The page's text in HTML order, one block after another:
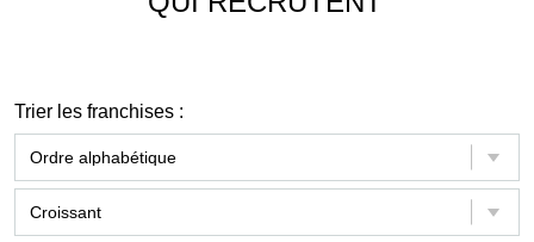
Trier les franchises :